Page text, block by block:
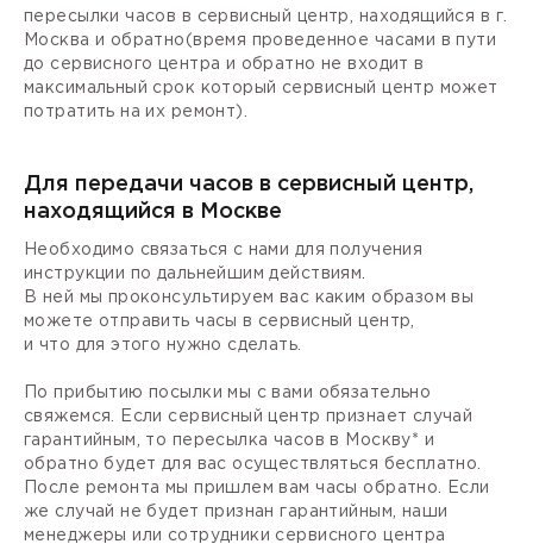
пересылки часов в сервисный центр, находящийся в г.
Москва и обратно(время проведенное часами в пути
до сервисного центра и обратно не входит в
максимальный срок который сервисный центр может
потратить на их ремонт).
Для передачи часов в сервисный центр,
находящийся в Москве
Необходимо связаться с нами для получения
инструкции по дальнейшим действиям.
В ней мы проконсультируем вас каким образом вы
можете отправить часы в сервисный центр,
и что для этого нужно сделать.
По прибытию посылки мы с вами обязательно
свяжемся. Если сервисный центр признает случай
гарантийным, то пересылка часов в Москву* и
обратно будет для вас осуществляться бесплатно.
После ремонта мы пришлем вам часы обратно. Если
же случай не будет признан гарантийным, наши
менеджеры или сотрудники сервисного центра